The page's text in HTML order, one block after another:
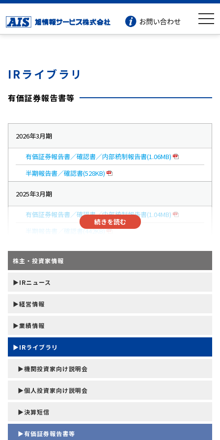
IRライブラリ
有価証券報告書等
2026年3月期
有価証券報告書／確認書／内部統制報告書(1.06MB)
半期報告書／確認書(528KB)
2025年3月期
有価証券報告書／確認書／内部統制報告書(1.04MB)
半期報告書／確認書(442KB)
2024年3月期
有価証券報告書／確認書／内部統制報告書(998KB)
第2四半期報告書／確認書(316KB)
第1四半期報告書／確認書(284KB)
2023年3月期
第2四半期報告書／確認書(316KB)
第1四半期報告書／確認書(288KB)
2022年3月期
続きを読む
株主・投資家情報
▶IRニュース
▶経営情報
▶業績情報
▶IRライブラリ
▶機関投資家向け説明会
▶個人投資家向け説明会
▶決算短信
▶有価証券報告書等